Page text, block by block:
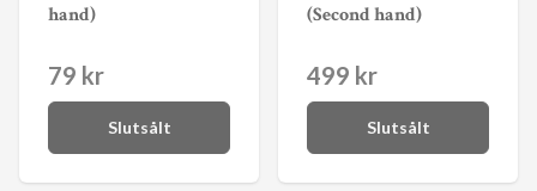
hand)
79 kr
Slutsålt
(Second hand)
499 kr
Slutsålt